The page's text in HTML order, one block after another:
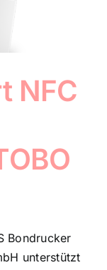
NFC
Bondrucker
unterstützt